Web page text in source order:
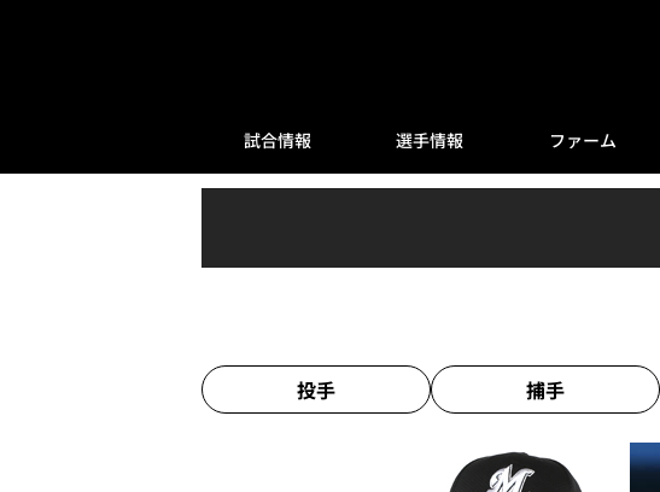
試合情報 選手情報 ファーム
投手 捕手